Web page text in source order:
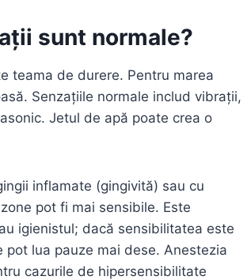
sunt normale?
teama de durere. Pentru marea
Senzațiile normale includ vibrații,
Jetul de apă poate crea o
inflamate (gingivită) sau cu
pot fi mai sensibile. Este
igienistul; dacă sensibilitatea este
lua pauze mai dese. Anestezia
cazurile de hipersensibilitate